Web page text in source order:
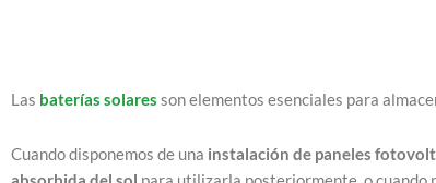
Las baterías solares son elementos esenciales para
Cuando disponemos de una instalación de paneles